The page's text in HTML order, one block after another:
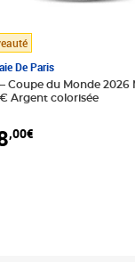
De Paris
Coupe du Monde 2026
Argent colorisée
,00€